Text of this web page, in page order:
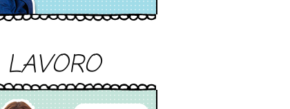
LAVORO